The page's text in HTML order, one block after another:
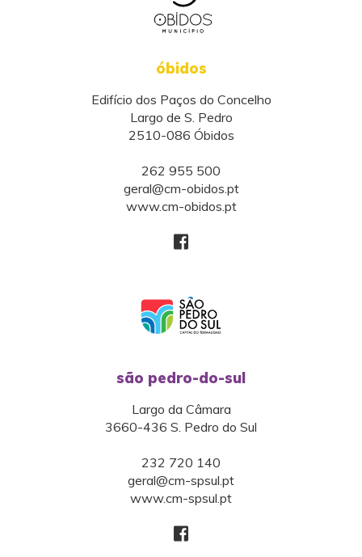
óbidos
Edifício dos Paços do Concelho
Largo de S. Pedro
2510-086 Óbidos
262 955 500
geral@cm-obidos.pt
www.cm-obidos.pt
são pedro-do-sul
Largo da Câmara
3660-436 S. Pedro do Sul
232 720 140
geral@cm-spsul.pt
www.cm-spsul.pt